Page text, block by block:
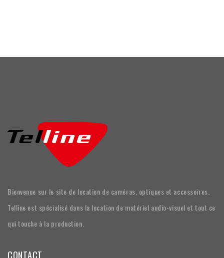
Bienvenue sur le site de location de caméras, optiques et accessoires.
Telline est spécialisé dans la location de matériel audio-visuel et tout ce
qui touche à la production.
CONTACT